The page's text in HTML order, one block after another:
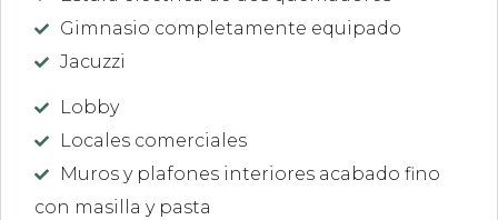
Gimnasio completamente equipado
Jacuzzi
Lobby
Locales comerciales
Muros y plafones interiores acabado fino
con masilla y pasta